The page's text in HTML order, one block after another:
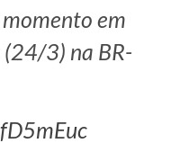
em
3) na BR-